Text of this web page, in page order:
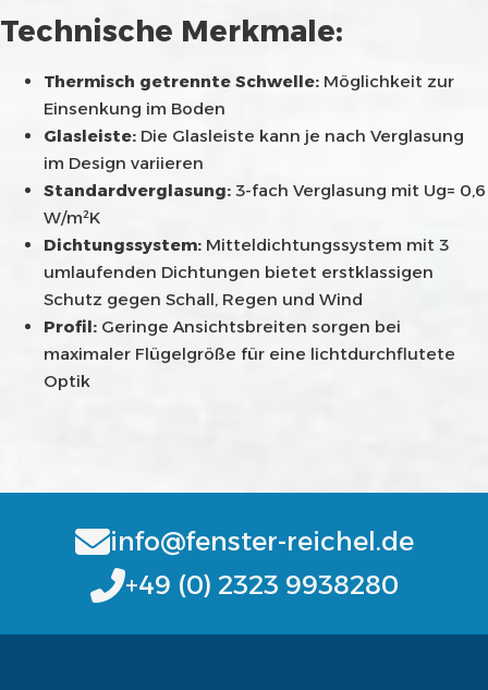
Technische Merkmale:
Thermisch getrennte Schwelle: Möglichkeit zur
Einsenkung im Boden
Glasleiste: Die Glasleiste kann je nach Verglasung
im Design variieren
Standardverglasung: 3-fach Verglasung mit Ug= 0,6
W/m²K
Dichtungssystem: Mitteldichtungssystem mit 3
umlaufenden Dichtungen bietet erstklassigen
Schutz gegen Schall, Regen und Wind
Profil: Geringe Ansichtsbreiten sorgen bei
maximaler Flügelgröße für eine lichtdurchflutete
Optik
info@fenster-reichel.de
+49 (0) 2323 9938280